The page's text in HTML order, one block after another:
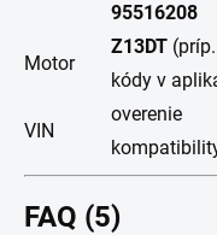
95516208
Motor
Z13DT
kódy v
VIN
overenie
FAQ (5)